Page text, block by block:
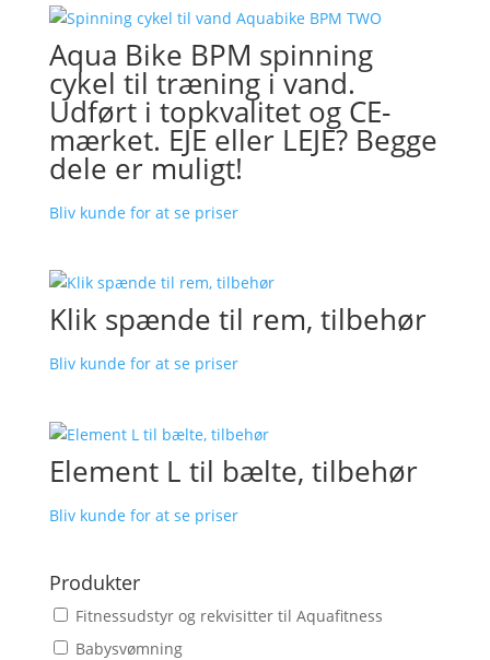
Aqua Bike BPM spinning
cykel til træning i vand.
Udført i topkvalitet og CE-
mærket. EJE eller LEJE? Begge
dele er muligt!
Bliv kunde for at se priser
Klik spænde til rem, tilbehør
Bliv kunde for at se priser
Element L til bælte, tilbehør
Bliv kunde for at se priser
Produkter
Fitnessudstyr og rekvisitter til Aquafitness
Babysvømning